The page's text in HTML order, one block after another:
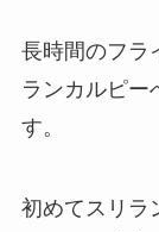
長時間のフラ
ランカルピー
す。
初めてスリラ